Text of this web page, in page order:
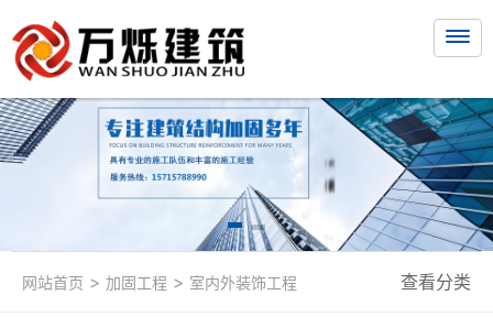
网站首页 > 加固工程 > 室内外装饰工程 查看分类